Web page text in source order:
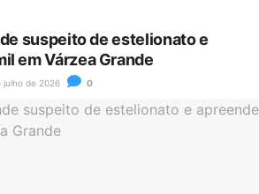
suspeito de estelionato e
em Várzea Grande
julho de 2026 0